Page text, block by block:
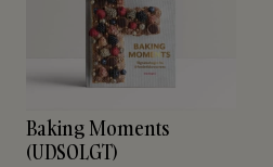
Baking Moments
(UDSOLGT)